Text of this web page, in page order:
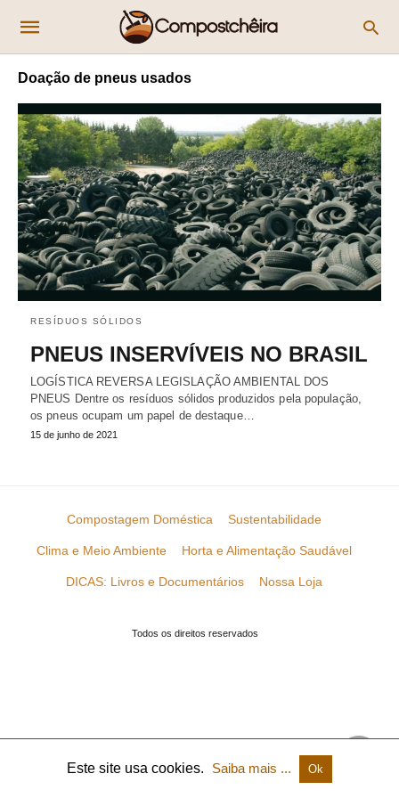
Doação de pneus usados
RESÍDUOS SÓLIDOS
PNEUS INSERVÍVEIS NO BRASIL
LOGÍSTICA REVERSA LEGISLAÇÃO AMBIENTAL DOS
PNEUS Dentre os resíduos sólidos produzidos pela população,
os pneus ocupam um papel de destaque…
15 de junho de 2021
Compostagem Doméstica Sustentabilidade
Clima e Meio Ambiente Horta e Alimentação Saudável
DICAS: Livros e Documentários Nossa Loja
Todos os direitos reservados
Este site usa cookies. Saiba mais ... Ok